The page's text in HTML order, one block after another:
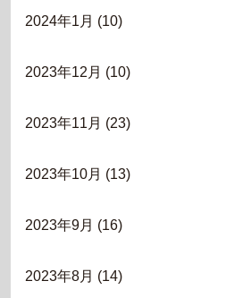
2024年1月 (10)
2023年12月 (10)
2023年11月 (23)
2023年10月 (13)
2023年9月 (16)
2023年8月 (14)